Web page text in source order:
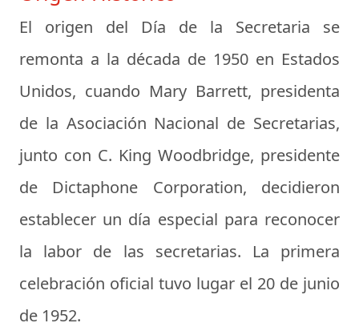
El origen del Día de la Secretaria se
remonta a la década de 1950 en Estados
Unidos, cuando Mary Barrett, presidenta
de la Asociación Nacional de Secretarias,
junto con C. King Woodbridge, presidente
de Dictaphone Corporation, decidieron
establecer un día especial para reconocer
la labor de las secretarias. La primera
celebración oficial tuvo lugar el 20 de junio
de 1952.